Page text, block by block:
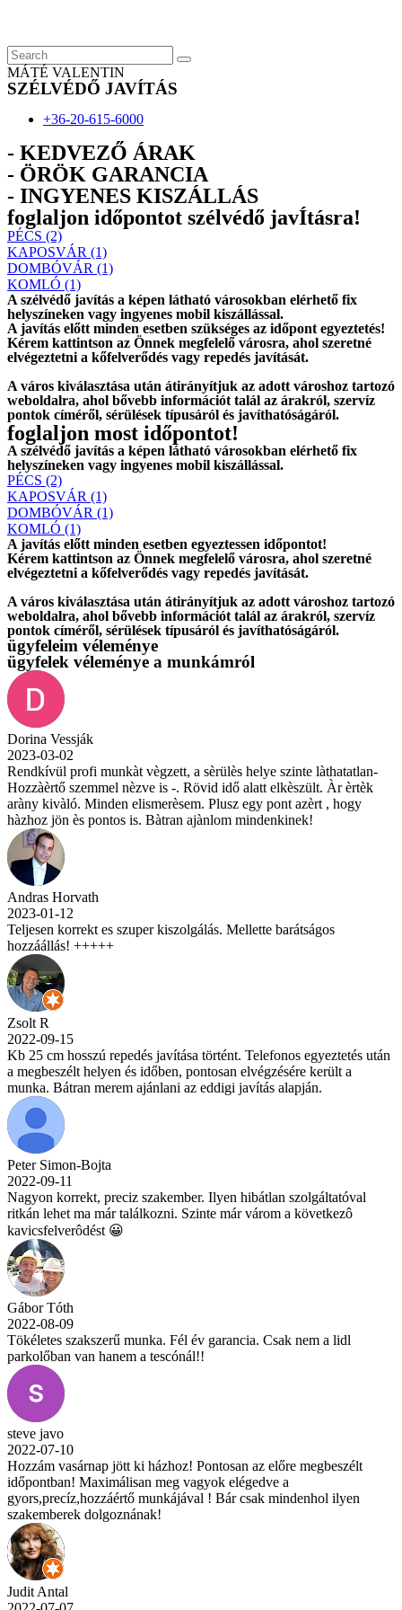
content
MÁTÉ VALENTIN
SZÉLVÉDŐ JAVÍTÁS
+36-20-615-6000
- KEDVEZŐ ÁRAK
- ÖRÖK GARANCIA
- INGYENES KISZÁLLÁS
foglaljon időpontot szélvédő javÍtásra!
PÉCS (2)
KAPOSVÁR (1)
DOMBÓVÁR (1)
KOMLÓ (1)
A szélvédő javítás a képen látható városokban elérhető fix
helyszíneken vagy ingyenes mobil kiszállással.
A javítás előtt minden esetben szükséges az időpont egyeztetés!
Kérem kattintson az Önnek megfelelő városra, ahol szeretné
elvégeztetni a kőfelverődés vagy repedés javítását.
A város kiválasztása után átirányítjuk az adott városhoz tartozó
weboldalra, ahol bővebb információt talál az árakról, szervíz
pontok címéről, sérülések típusáról és javíthatóságáról.
foglaljon most időpontot!
A szélvédő javítás a képen látható városokban elérhető fix
helyszíneken vagy ingyenes mobil kiszállással.
PÉCS (2)
KAPOSVÁR (1)
DOMBÓVÁR (1)
KOMLÓ (1)
A javítás előtt minden esetben egyeztessen időpontot!
Kérem kattintson az Önnek megfelelő városra, ahol szeretné
elvégeztetni a kőfelverődés vagy repedés javítását.
A város kiválasztása után átirányítjuk az adott városhoz tartozó
weboldalra, ahol bővebb információt talál az árakról, szervíz
pontok címéről, sérülések típusáról és javíthatóságáról.
ügyfeleim véleménye
ügyfelek véleménye a munkámról
Dorina Vessják
2023-03-02
Rendkívül profi munkàt vègzett, a sèrülès helye szinte làthatatlan-
Hozzàèrtő szemmel nèzve is -. Rövid idő alatt elkèszült. Àr èrtèk
aràny kivàló. Minden elismerèsem. Plusz egy pont azèrt , hogy
hàzhoz jön ès pontos is. Bàtran ajànlom mindenkinek!
Andras Horvath
2023-01-12
Teljesen korrekt es szuper kiszolgálás. Mellette barátságos
hozzáállás! +++++
Zsolt R
2022-09-15
Kb 25 cm hosszú repedés javítása történt. Telefonos egyeztetés után
a megbeszélt helyen és időben, pontosan elvégzésére került a
munka. Bátran merem ajánlani az eddigi javítás alapján.
Peter Simon-Bojta
2022-09-11
Nagyon korrekt, preciz szakember. Ilyen hibátlan szolgáltatóval
ritkán lehet ma már találkozni. Szinte már várom a következô
kavicsfelverôdést 😀
Gábor Tóth
2022-08-09
Tökéletes szakszerű munka. Fél év garancia. Csak nem a lidl
parkolőban van hanem a tescónál!!
steve javo
2022-07-10
Hozzám vasárnap jött ki házhoz! Pontosan az előre megbeszélt
időpontban! Maximálisan meg vagyok elégedve a
gyors,precíz,hozzáértő munkájával ! Bár csak mindenhol ilyen
szakemberek dolgoznának!
Judit Antal